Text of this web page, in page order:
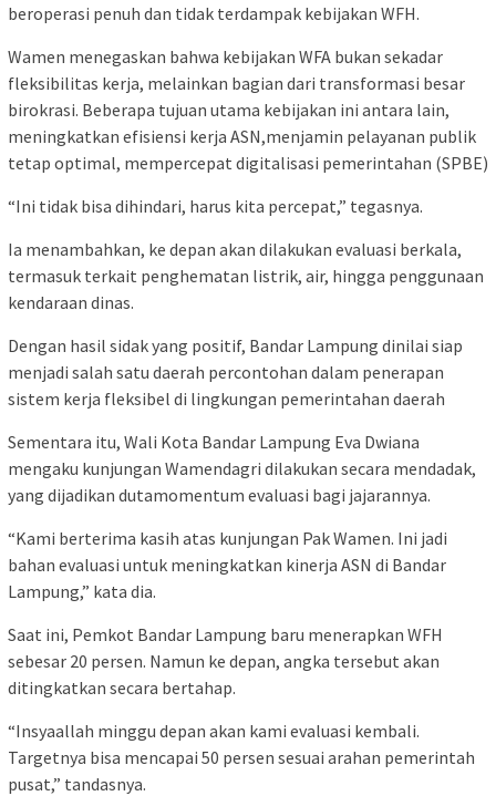
beroperasi penuh dan tidak terdampak kebijakan WFH.
Wamen menegaskan bahwa kebijakan WFA bukan sekadar
fleksibilitas kerja, melainkan bagian dari transformasi besar
birokrasi. Beberapa tujuan utama kebijakan ini antara lain,
meningkatkan efisiensi kerja ASN,menjamin pelayanan publik
tetap optimal, mempercepat digitalisasi pemerintahan (SPBE)
“Ini tidak bisa dihindari, harus kita percepat,” tegasnya.
Ia menambahkan, ke depan akan dilakukan evaluasi berkala,
termasuk terkait penghematan listrik, air, hingga penggunaan
kendaraan dinas.
Dengan hasil sidak yang positif, Bandar Lampung dinilai siap
menjadi salah satu daerah percontohan dalam penerapan
sistem kerja fleksibel di lingkungan pemerintahan daerah
Sementara itu, Wali Kota Bandar Lampung Eva Dwiana
mengaku kunjungan Wamendagri dilakukan secara mendadak,
yang dijadikan dutamomentum evaluasi bagi jajarannya.
“Kami berterima kasih atas kunjungan Pak Wamen. Ini jadi
bahan evaluasi untuk meningkatkan kinerja ASN di Bandar
Lampung,” kata dia.
Saat ini, Pemkot Bandar Lampung baru menerapkan WFH
sebesar 20 persen. Namun ke depan, angka tersebut akan
ditingkatkan secara bertahap.
“Insyaallah minggu depan akan kami evaluasi kembali.
Targetnya bisa mencapai 50 persen sesuai arahan pemerintah
pusat,” tandasnya.